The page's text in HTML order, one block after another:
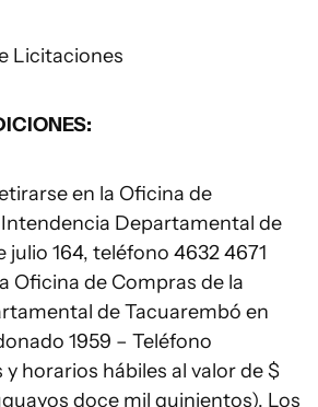
Licitaciones
en la Oficina de
Departamental de
julio 164, teléfono 4632 4671
Oficina de Compras de la
de Tacuarembó en
1959 – Teléfono
y horarios hábiles al valor de $
doce mil quinientos). Los